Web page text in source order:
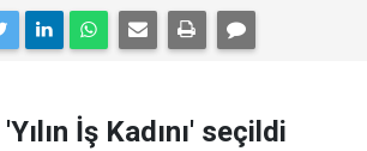
İş Kadını' seçildi